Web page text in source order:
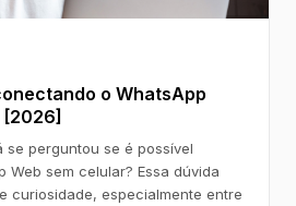
o WhatsApp
[2026]
se perguntou se é possível
Web sem celular? Essa dúvida
curiosidade, especialmente entre